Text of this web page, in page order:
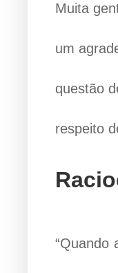
Muita
um
questão
respeito
“Quando